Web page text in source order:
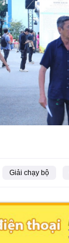
Giải chạy bộ